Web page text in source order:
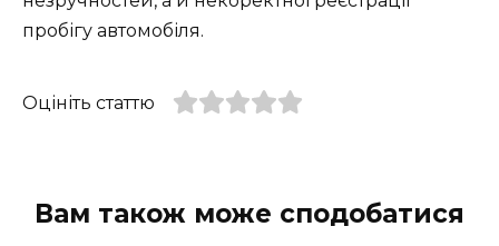
пробігу автомобіля.
Оцініть статтю
Вам також може сподобатися